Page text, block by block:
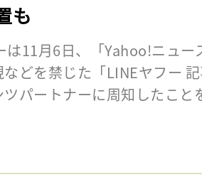
も
11月6日、「Yahoo!ニュー
どを禁じた「LINEヤフー
ツパートナーに周知したこ